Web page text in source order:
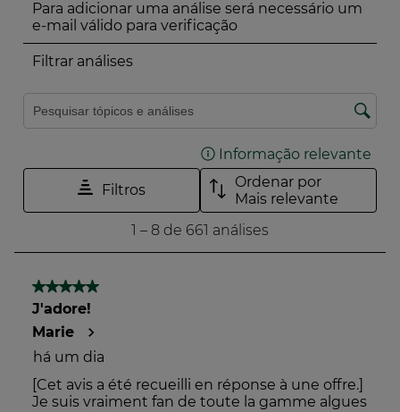
O Índice de Impacto Verde é uma ferramenta de
avaliação do impacto ambiental e social dos
produtos cosméticos, suplementos alimentares e
produtos de saúde e bem-estar familiar.
Desenvolvido em colaboração com 24 marcas
fundadoras, avalia os produtos em função de mais de